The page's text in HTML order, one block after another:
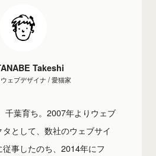
Takeshi
ェブデザイナ / 愛猫家
千葉育ち。2007年よりウェブ
として、数社のウェブサイ
従事したのち、2014年にフ